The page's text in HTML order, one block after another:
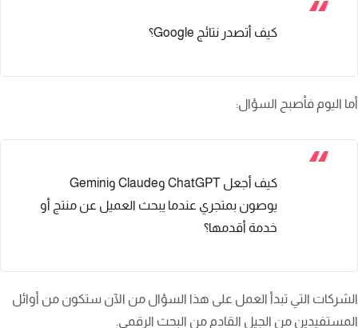
كيف أتصدر نتائج Google؟
أما اليوم فأصبح السؤال:
كيف أجعل ChatGPT وClaude وGemini
يوصون بمتجري عندما يبحث العميل عن منتج أو
خدمة أقدمها؟
الشركات التي تبدأ العمل على هذا السؤال من الآن ستكون من أوائل
المستفيدين من الجيل القادم من البحث الرقمي.